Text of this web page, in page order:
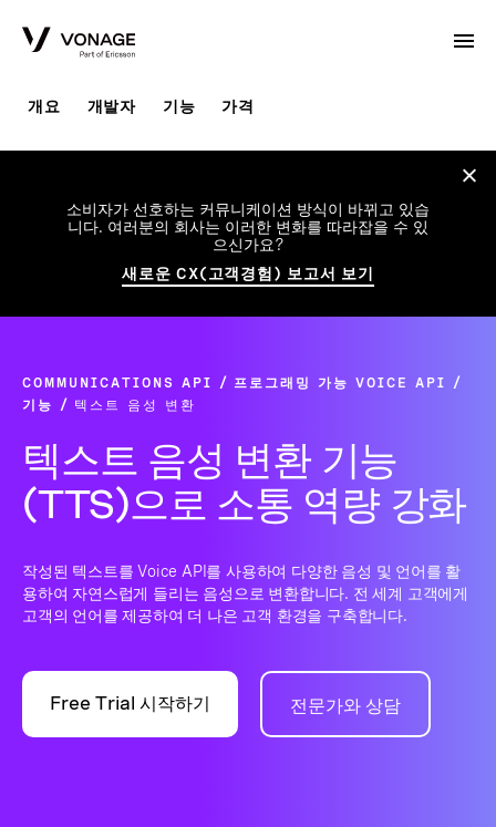
개요 개발자 기능 가격
소비자가 선호하는 커뮤니케이션 방식이 바뀌고 있습
니다. 여러분의 회사는 이러한 변화를 따라잡을 수 있
으신가요?
새로운 CX(고객경험) 보고서 보기
COMMUNICATIONS API
프로그래밍 가능 VOICE API
기능
텍스트 음성 변환
텍스트 음성 변환 기능
(TTS)으로 소통 역량 강화
작성된 텍스트를 Voice API를 사용하여 다양한 음성 및 언어를 활
용하여 자연스럽게 들리는 음성으로 변환합니다. 전 세계 고객에게
고객의 언어를 제공하여 더 나은 고객 환경을 구축합니다.
Free Trial 시작하기 전문가와 상담